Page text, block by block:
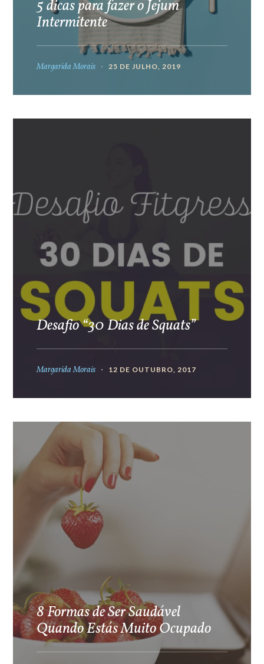
5 dicas para fazer o Jejum
Intermitente
Margarida Morais 25 DE JULHO, 2019
Desafio “30 Dias de Squats”
Margarida Morais 12 DE OUTUBRO, 2017
8 Formas de Ser Saudável
Quando Estás Muito Ocupado